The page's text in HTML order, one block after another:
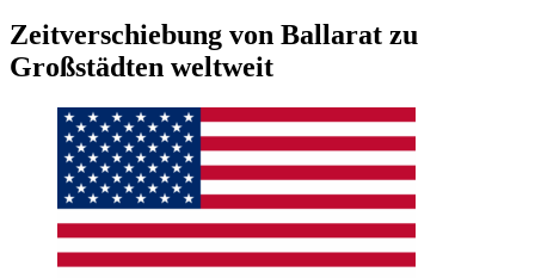
Zeitverschiebung von Ballarat zu
Großstädten weltweit